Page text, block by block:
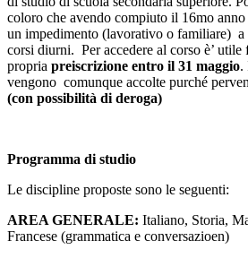
coloro che avendo compiuto il 16mo
un impedimento (lavorativo o familiare) a
corsi diurni. Per accedere al corso è’ utile
propria preiscrizione entro il 31 maggio.
vengono comunque accolte purché
(con possibilità di deroga)
Programma di studio
Le discipline proposte sono le seguenti:
AREA GENERALE: Italiano, Storia,
Francese (grammatica e conversazioen)